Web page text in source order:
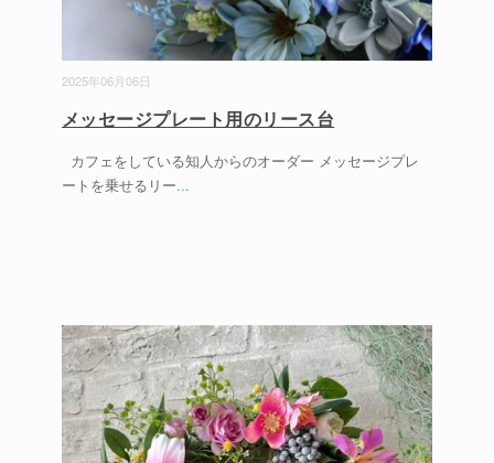
2025年06月06日
メッセージプレート用のリース台
カフェをしている知人からのオーダー メッセージプレ
ートを乗せるリー...